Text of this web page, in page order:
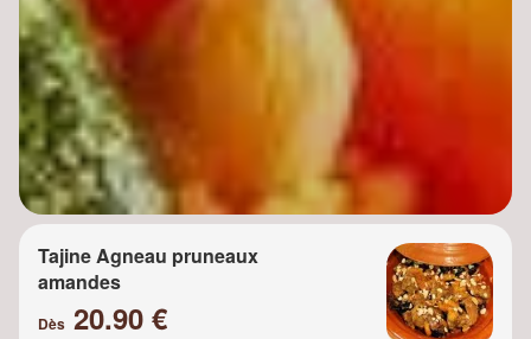
Tajine Agneau pruneaux
amandes
Dès 20.90 €